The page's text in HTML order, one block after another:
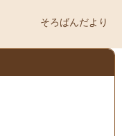
そろばんだより